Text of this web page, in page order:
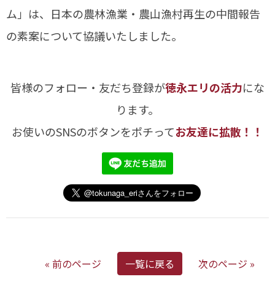
ム」は、日本の農林漁業・農山漁村再生の中間報告
の素案について協議いたしました。
皆様のフォロー・友だち登録が徳永エリの活力にな
ります。
お使いのSNSのボタンをポチってお友達に拡散！！
« 前のページ 一覧に戻る 次のページ »